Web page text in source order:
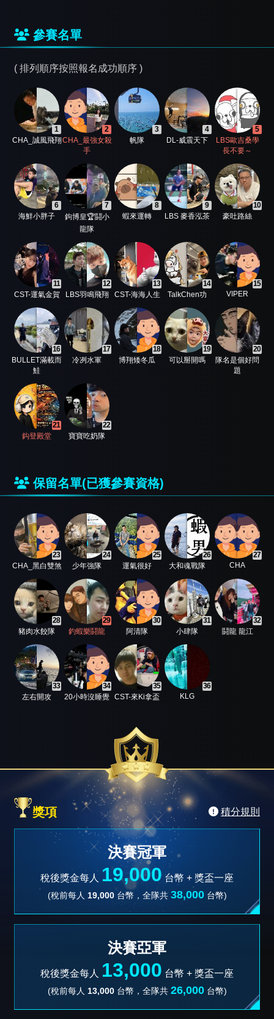
參賽名單
( 排列順序按照報名成功順序 )
1
CHA_誠風飛翔
2
CHA_最強女殺
手
3
帆隊
4
DL-威震天下
5
LBS歐吉桑學
長不要～
6
海鮮小胖子
7
鉤博皇🏆鬪小
龍隊
8
蝦來運轉
9
LBS 麥香泓茶
10
豪吐路絲
11
CST-運氣金賀
12
LBS羽鳴飛翔
13
CST-海海人生
14
TalkChen功
15
VIPER
16
BULLET滿載而
鮭
17
冷冽水軍
18
博翔矮冬瓜
19
可以掰開嗎
20
隊名是個好問
題
21
鈎登殿堂
22
寶寶吃奶隊
保留名單(已獲參賽資格)
23
CHA_黑白雙煞
24
少年強隊
25
運氣很好
26
大和魂戰隊
27
CHA
28
豬肉水餃隊
29
釣蝦樂鬪龍
30
阿清隊
31
小肆隊
32
鬪龍 龍江
33
左右開攻
34
20小時沒睡覺
35
CST-來Ki拿盃
36
KLG
獎項 積分規則
決賽冠軍
稅後獎金每人 19,000 台幣 + 獎盃一座
(稅前每人 19,000台幣，全隊共38,000台幣)
決賽亞軍
稅後獎金每人 13,000 台幣 + 獎盃一座
(稅前每人 13,000台幣，全隊共 26,000台幣)